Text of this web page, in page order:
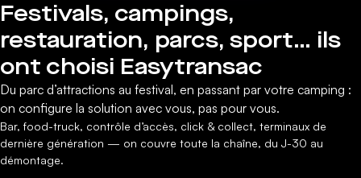
Festivals, campings,
restauration, parcs, sport… ils
ont choisi Easytransac
Du parc d’attractions au festival, en passant par votre camping :
on configure la solution avec vous, pas pour vous.
Bar, food-truck, contrôle d’accès, click & collect, terminaux de
dernière génération — on couvre toute la chaîne, du J-30 au
démontage.